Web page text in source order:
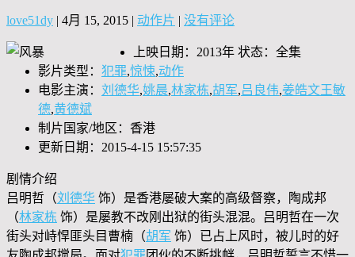
love51dy | 4月 15, 2015 | 动作片 | 没有评论
上映日期：2013年 状态：全集
影片类型： 犯罪,惊悚,动作
电影主演： 刘德华,姚晨,林家栋,胡军,吕良伟,姜皓文王敏
德,黄德斌
制片国家/地区：香港
更新日期：2015-4-15 15:57:35
剧情介绍
吕明哲（刘德华 饰）是香港屡破大案的高级督察，陶成邦
（林家栋 饰）是屡教不改刚出狱的街头混混。吕明哲在一次
街头对峙悍匪头目曹楠（胡军 饰）已占上风时，被儿时的好